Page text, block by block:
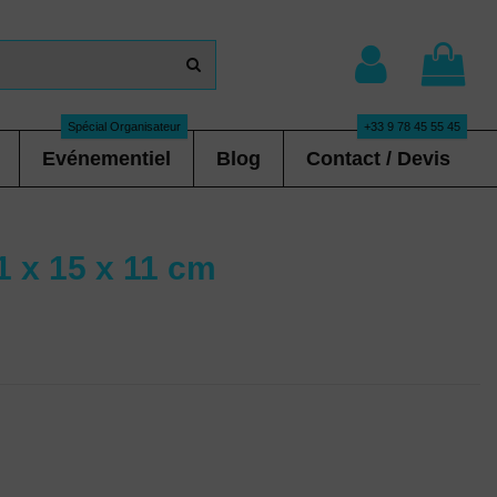
Evénementiel
Spécial Organisateur
Blog Contact / Devis
+33 9 78 45 55 45
x 15 x 11 cm